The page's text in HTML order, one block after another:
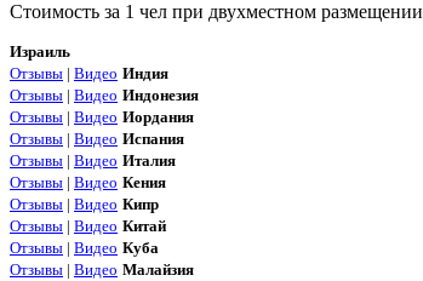
Стоимость за 1 чел при двухместном размещении
Израиль
Отзывы | Видео Индия
Отзывы | Видео Индонезия
Отзывы | Видео Иордания
Отзывы | Видео Испания
Отзывы | Видео Италия
Отзывы | Видео Кения
Отзывы | Видео Кипр
Отзывы | Видео Китай
Отзывы | Видео Куба
Отзывы | Видео Малайзия